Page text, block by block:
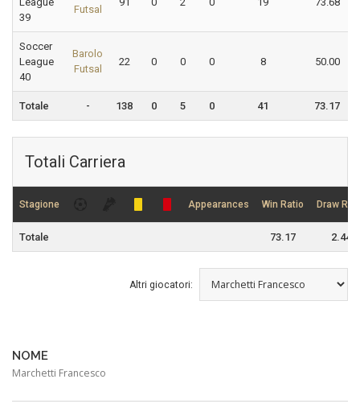
39
Futsal
Soccer
League
40
Barolo
Futsal
22 0 0 0 8 50.00
Totale - 138 0 5 0 41 73.17
Totali Carriera
Stagione Appearances Win Ratio Draw
Totale 73.17 2.44
Altri giocatori:
NOME
Marchetti Francesco